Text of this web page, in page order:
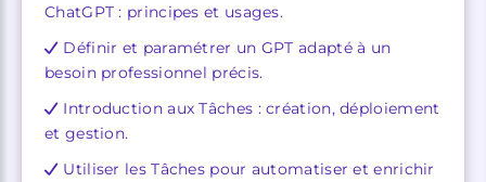
ChatGPT : principes et usages.
Définir et paramétrer un GPT adapté à un
besoin professionnel précis.
Introduction aux Tâches : création, déploiement
et gestion.
Utiliser les Tâches pour automatiser et enrichir